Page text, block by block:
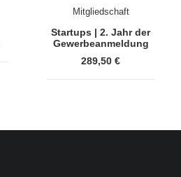
Mitgliedschaft
Startups | 2. Jahr der
Gewerbeanmeldung
289,50 €